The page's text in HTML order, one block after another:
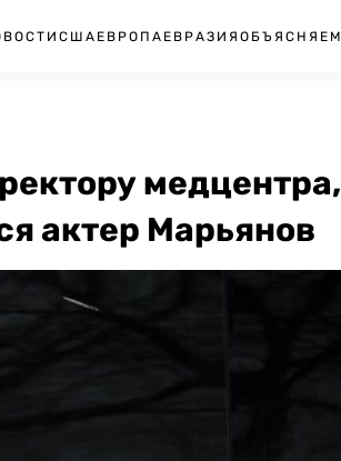
США ЕВРОПА ЕВРАЗИЯ ОБЪЯСНЯЕМ
медцентра,
актер Марьянов